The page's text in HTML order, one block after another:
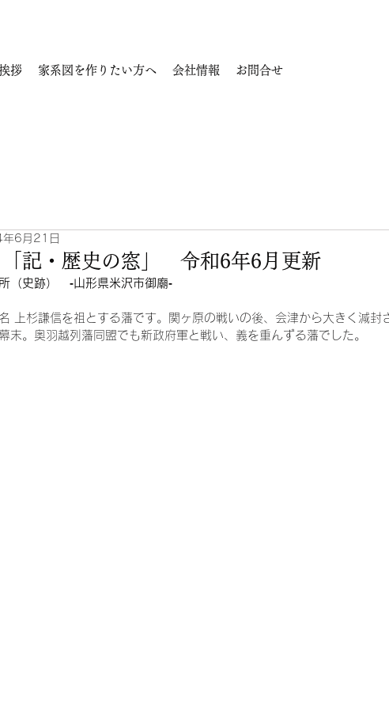
拶 家系図を作りたい方へ 会社情報 お問合せ
「記・歴史の窓」 令和6年6月更新
6月21日
（史跡）　‐山形県米沢市御廟‐
上杉謙信を祖とする藩です。関ヶ原の戦いの後、会津から大きく減封
末。奥羽越列藩同盟でも新政府軍と戦い、義を重んずる藩でした。